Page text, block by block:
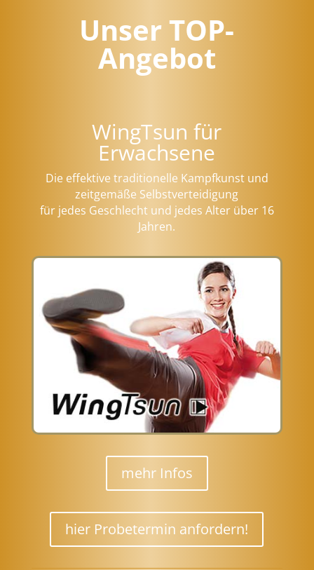
Unser TOP-
Angebot
WingTsun für
Erwachsene
Die effektive traditionelle Kampfkunst und
zeitgemäße Selbstverteidigung
für jedes Geschlecht und jedes Alter über 16
Jahren.
mehr Infos
hier Probetermin anfordern!